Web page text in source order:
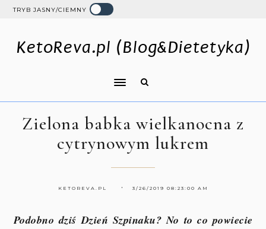
TRYB JASNY/CIEMNY
KetoReva.pl (Blog&Dietetyka)
Zielona babka wielkanocna z
cytrynowym lukrem
KETOREVA.PL 3/26/2019 08:23:00 AM
Podobno dziś Dzień Szpinaku? No to co powiecie